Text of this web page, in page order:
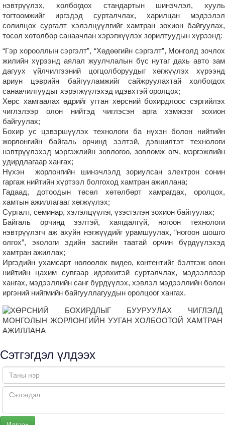
нэвтрүүлэх, холбогдох стандартын шинэчлэл, хууль
тогтоомжийг иргэдэд сурталчлах, харилцан мэдээлэл
солилцох сургалт хэлэлцүүлгийг хамтран зохион байгуулах,
төсөл хөтөлбөр санаачлан хэрэгжүүлэх зорилтуудын хүрээнд:
“Гэр хорооллын сэргэлт”, “Хөдөөгийн сэргэлт”, Монголд зочлох
жилийн хүрээнд аялал жуулчлалын бүс нутаг дахь авто зам
дагуух үйлчилгээний цогцолборуудыг хөгжүүлэх хүрээнд
ариун цэврийн байгууламжийг сайжруулахтай холбогдох
санаачилгуудыг хэрэгжүүлэхэд идэвхтэй оролцох;
Хөрс хамгаалах өдрийг угтан хөрсний бохирдлоос сэргийлэх
чиглэлээр олон нийтэд чиглэсэн арга хэмжээг зохион
байгуулах;
Бохир ус цэвэршүүлэх технологи ба нүхэн болон нийтийн
жорлонгийн байгаль орчинд ээлтэй, дэвшилтэт технологи
нэвтрүүлэхэд мэргэжлийн зөвлөгөө, зөвлөмж өгч, мэргэжлийн
удирдлагаар хангах;
Нүхэн жорлонгийн шинэчлэлд зориулсан электрон сонин
гаргаж нийтийн хүртээл болгоход хамтран ажиллана;
Гадаад, дотоодын төсөл хөтөлбөрт хамрагдах, оролцох,
хамтын ажиллагааг хөгжүүлэх;
Сургалт, семинар, хэлэлцүүлэг, үзэсгэлэн зохион байгуулах;
Байгаль орчинд ээлтэй, хаягдалгүй, ногоон технологи
нэвтрүүлэгч аж ахуйн нэгжүүдийг урамшуулах, “ногоон шошго
олгох”, экологи эдийн засгийн таатай орчин бүрдүүлэхэд
хамтран ажиллах;
Иргэдийн ухамсарт нөлөөлөх видео, контентийг бэлтгэж олон
нийтийн цахим сувгаар идэвхитэй сурталчлах, мэдээллээр
хангах, мэдээллийн санг бүрдүүлэх, хэвлэл мэдээллийн болон
иргэний нийгмийн байгууллагуудын оролцоог хангах.
Сэтгэгдэл үлдээх